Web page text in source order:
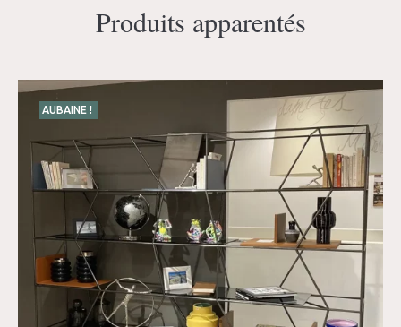
Produits apparentés
AUBAINE !